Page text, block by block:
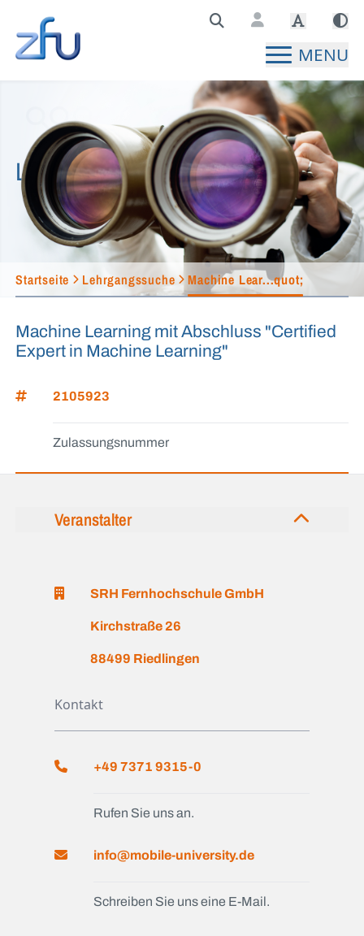
Zentralstelle für Fernunterricht Hauptseite
MENU
Lehrgangssuche
Startseite Lehrgangssuche Machine Lear...quot;
Machine Learning mit Abschluss "Certified
Expert in Machine Learning"
2105923
Zulassungsnummer
Veranstalter
SRH Fernhochschule GmbH
Kirchstraße 26
88499 Riedlingen
Kontakt
+49 7371 9315-0
Rufen Sie uns an.
info@mobile-university.de
Schreiben Sie uns eine E-Mail.